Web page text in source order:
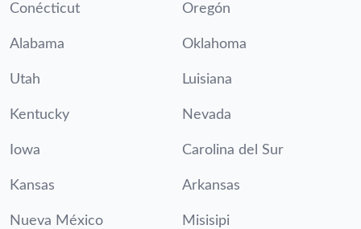
Conécticut Oregón
Alabama Oklahoma
Utah Luisiana
Kentucky Nevada
Iowa Carolina del Sur
Kansas Arkansas
Nueva México Misisipi